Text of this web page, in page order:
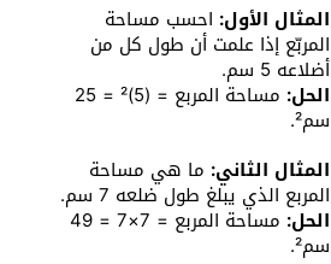
المثال الأول: احسب مساحة
المربّع إذا علمت أن طول كل من
أضلاعه 5 سم.
الحل: مساحة المربع = (5)² = 25
سم².
المثال الثاني: ما هي مساحة
المربع الذي يبلغ طول ضلعه 7 سم.
الحل: مساحة المربع = 7×7 = 49
سم².